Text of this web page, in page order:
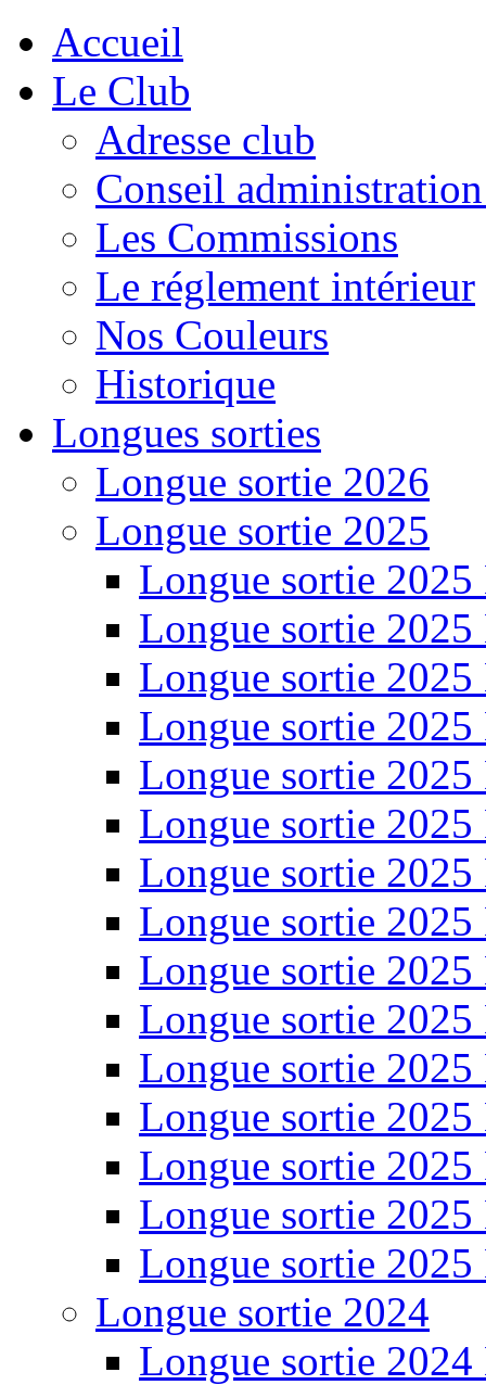
Accueil
Le Club
Adresse club
Conseil
Les Commissions
Le réglement intérieur
Nos Couleurs
Historique
Longues sorties
Longue sortie 2026
Longue sortie 2025
Longue sortie 2025
Longue sortie 2025
Longue sortie 2025
Longue sortie 2025
Longue sortie 2025
Longue sortie 2025
Longue sortie 2025
Longue sortie 2025
Longue sortie 2025
Longue sortie 2025
Longue sortie 2025
Longue sortie 2025
Longue sortie 2025
Longue sortie 2025
Longue sortie 2025
Longue sortie 2024
Longue sortie 2024